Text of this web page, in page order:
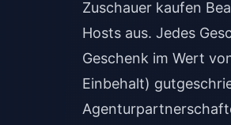
Zuschauer kaufen
Hosts aus. Jedes
Geschenk im Wert
Einbehalt)